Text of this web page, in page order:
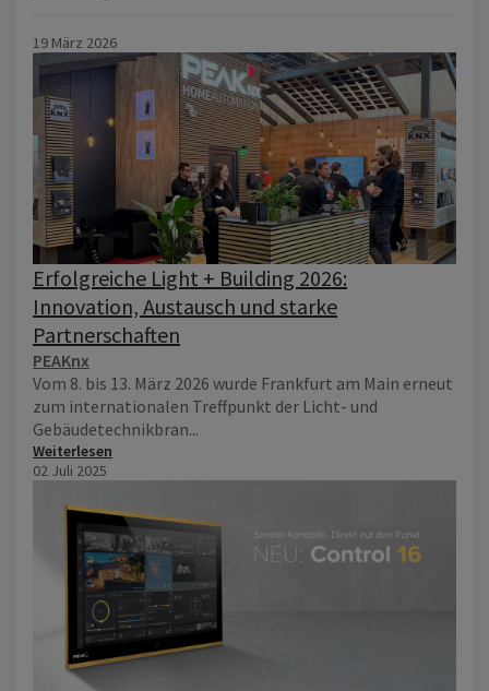
19 März 2026
Erfolgreiche Light + Building 2026:
Innovation, Austausch und starke
Partnerschaften
PEAKnx
Vom 8. bis 13. März 2026 wurde Frankfurt am Main erneut
zum internationalen Treffpunkt der Licht- und
Gebäudetechnikbran...
Weiterlesen
02 Juli 2025